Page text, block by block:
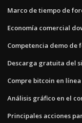
Marco de tiempo de
Economía comercial
Competencia demo de
Descarga gratuita del
Compre bitcoin en
Análisis gráfico en el
Principales acciones